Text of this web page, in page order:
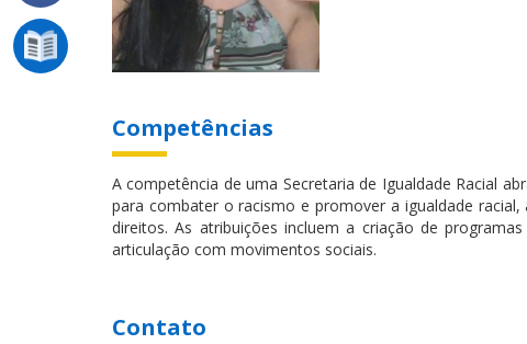
Competências
A competência de uma Secretaria de Igualdade Racial
para combater o racismo e promover a igualdade
direitos. As atribuições incluem a criação de
articulação com movimentos sociais.
Contato